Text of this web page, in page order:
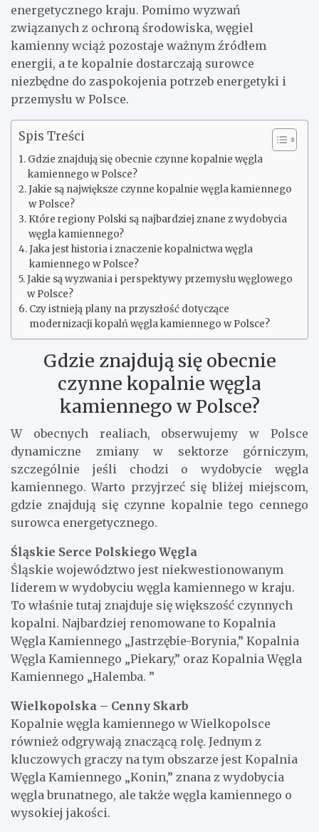
energetycznego kraju. Pomimo wyzwań
związanych z ochroną środowiska, węgiel
kamienny wciąż pozostaje ważnym źródłem
energii, a te kopalnie dostarczają surowce
niezbędne do zaspokojenia potrzeb energetyki i
przemysłu w Polsce.
Spis Treści
Gdzie znajdują się obecnie czynne kopalnie węgla
kamiennego w Polsce?
Jakie są największe czynne kopalnie węgla kamiennego
w Polsce?
Które regiony Polski są najbardziej znane z wydobycia
węgla kamiennego?
Jaka jest historia i znaczenie kopalnictwa węgla
kamiennego w Polsce?
Jakie są wyzwania i perspektywy przemysłu węglowego
w Polsce?
Czy istnieją plany na przyszłość dotyczące
modernizacji kopalń węgla kamiennego w Polsce?
Gdzie znajdują się obecnie
czynne kopalnie węgla
kamiennego w Polsce?
W obecnych realiach, obserwujemy w Polsce
dynamiczne zmiany w sektorze górniczym,
szczególnie jeśli chodzi o wydobycie węgla
kamiennego. Warto przyjrzeć się bliżej miejscom,
gdzie znajdują się czynne kopalnie tego cennego
surowca energetycznego.
Śląskie Serce Polskiego Węgla
Śląskie województwo jest niekwestionowanym
liderem w wydobyciu węgla kamiennego w kraju.
To właśnie tutaj znajduje się większość czynnych
kopalni. Najbardziej renomowane to Kopalnia
Węgla Kamiennego „Jastrzębie-Borynia,” Kopalnia
Węgla Kamiennego „Piekary,” oraz Kopalnia Węgla
Kamiennego „Halemba. ”
Wielkopolska – Cenny Skarb
Kopalnie węgla kamiennego w Wielkopolsce
również odgrywają znaczącą rolę. Jednym z
kluczowych graczy na tym obszarze jest Kopalnia
Węgla Kamiennego „Konin,” znana z wydobycia
węgla brunatnego, ale także węgla kamiennego o
wysokiej jakości.